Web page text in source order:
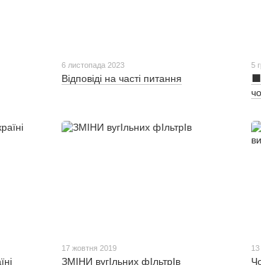
6 листопада 2023
Відповіді на часті питання
5
17 жовтня 2019
ЗМIНИ вугIльних фIльтрIв